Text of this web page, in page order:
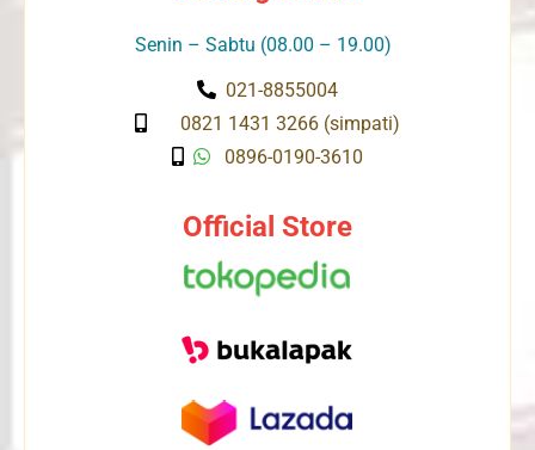
Senin – Sabtu (08.00 – 19.00)
021-8855004
0821 1431 3266 (simpati)
0896-0190-3610
Official Store